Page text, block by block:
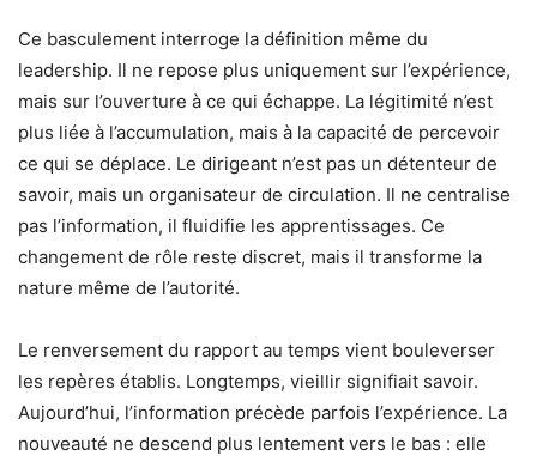
Ce basculement interroge la définition même du
leadership. Il ne repose plus uniquement sur l’expérience,
mais sur l’ouverture à ce qui échappe. La légitimité n’est
plus liée à l’accumulation, mais à la capacité de percevoir
ce qui se déplace. Le dirigeant n’est pas un détenteur de
savoir, mais un organisateur de circulation. Il ne centralise
pas l’information, il fluidifie les apprentissages. Ce
changement de rôle reste discret, mais il transforme la
nature même de l’autorité.
Le renversement du rapport au temps vient bouleverser
les repères établis. Longtemps, vieillir signifiait savoir.
Aujourd’hui, l’information précède parfois l’expérience. La
nouveauté ne descend plus lentement vers le bas : elle